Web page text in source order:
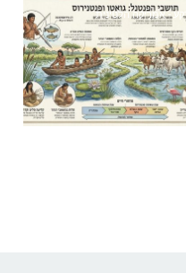
- אמריקה הלטינית